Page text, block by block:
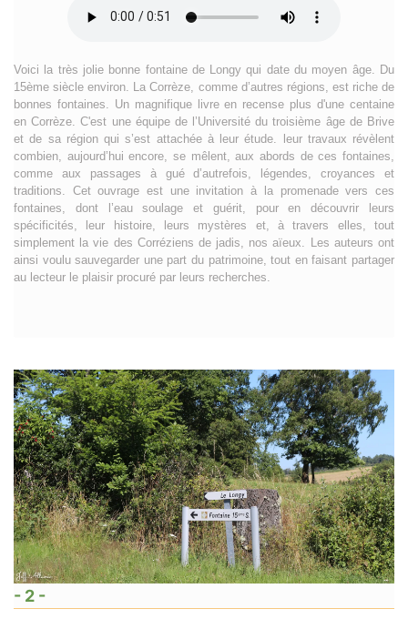
Voici la très jolie bonne fontaine de Longy qui date du moyen âge. Du
15ème siècle environ. La Corrèze, comme d’autres régions, est riche de
bonnes fontaines. Un magnifique livre en recense plus d'une centaine
en Corrèze. C'est une équipe de l’Université du troisième âge de Brive
et de sa région qui s’est attachée à leur étude. leur travaux révèlent
combien, aujourd’hui encore, se mêlent, aux abords de ces fontaines,
comme aux passages à gué d’autrefois, légendes, croyances et
traditions. Cet ouvrage est une invitation à la promenade vers ces
fontaines, dont l’eau soulage et guérit, pour en découvrir leurs
spécificités, leur histoire, leurs mystères et, à travers elles, tout
simplement la vie des Corréziens de jadis, nos aïeux. Les auteurs ont
ainsi voulu sauvegarder une part du patrimoine, tout en faisant partager
au lecteur le plaisir procuré par leurs recherches.
- 2 -